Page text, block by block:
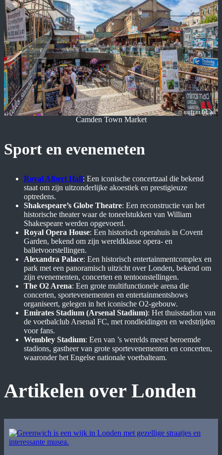
Camden Town Market
Sport en evenemeten
Royal Albert Hall: Een iconische concertzaal die bekend
staat om zijn uitzonderlijke akoestiek en prestigieuze
optredens.
Shakespeare’s Globe Theatre: Een reconstructie van het
historische theater waar de toneelstukken van William
Shakespeare werden opgevoerd.
Royal Opera House: Een historisch operahuis in Covent
Garden, bekend om zijn wereldklasse opera- en
balletvoorstellingen.
Alexandra Palace: Een historisch entertainmentcomplex en
park met een panoramisch uitzicht over Londen, bekend om
zijn evenementen, concerten en tentoonstellingen.
The O2 Arena: Een grote multifunctionele arena die
concerten, sportevenementen en entertainmentshows
organiseert, gelegen in het iconische O2-gebouw.
Emirates Stadium (Arsenal Stadium): Het thuisstadion van
de voetbalclub Arsenal FC, met rondleidingen en wedstrijden
voor fans.
Wembley Stadium: Een van ’s werelds meest beroemde
stadions, gastheer van grote sportevenementen en concerten,
waaronder het Engelse nationale voetbalteam.
Artikelen over Londen